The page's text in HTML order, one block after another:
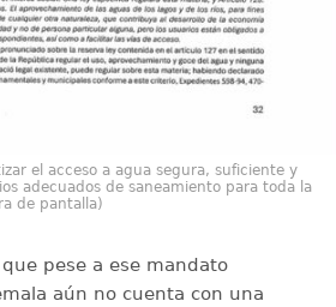
el acceso a agua segura, suficiente y
adecuados de saneamiento para toda la
de pantalla)
pese a ese mandato
aún no cuenta con una